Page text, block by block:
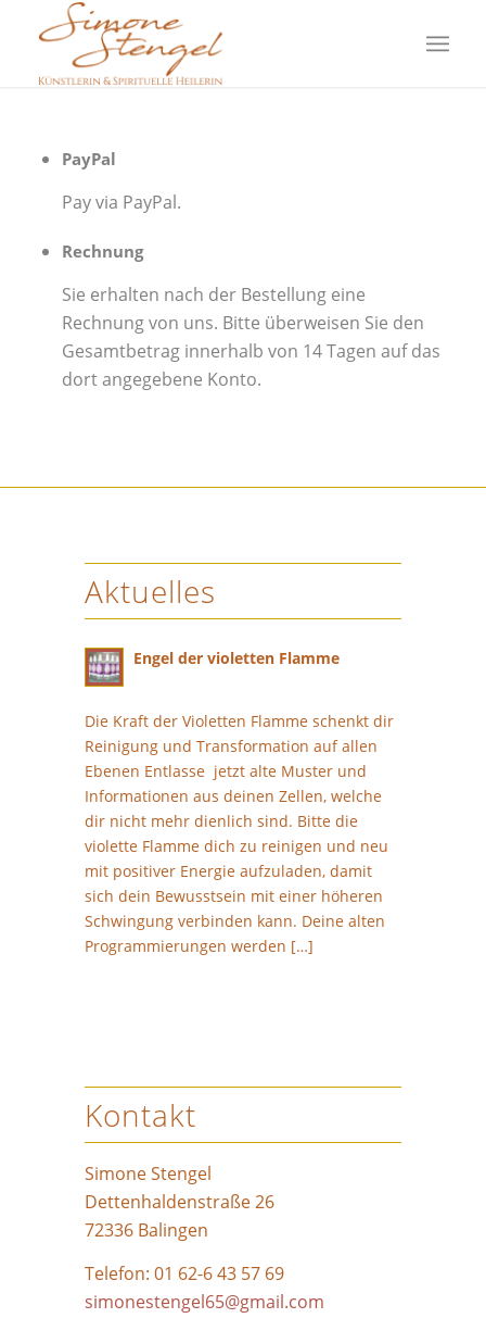
PayPal
Pay via PayPal.
Rechnung
Sie erhalten nach der Bestellung eine
Rechnung von uns. Bitte überweisen Sie den
Gesamtbetrag innerhalb von 14 Tagen auf das
dort angegebene Konto.
Aktuelles
Engel der violetten Flamme
Die Kraft der Violetten Flamme schenkt dir
Reinigung und Transformation auf allen
Ebenen Entlasse jetzt alte Muster und
Informationen aus deinen Zellen, welche
dir nicht mehr dienlich sind. Bitte die
violette Flamme dich zu reinigen und neu
mit positiver Energie aufzuladen, damit
sich dein Bewusstsein mit einer höheren
Schwingung verbinden kann. Deine alten
Programmierungen werden […]
Kontakt
Simone Stengel
Dettenhaldenstraße 26
72336 Balingen
Telefon: 01 62-6 43 57 69
simonestengel65@gmail.com